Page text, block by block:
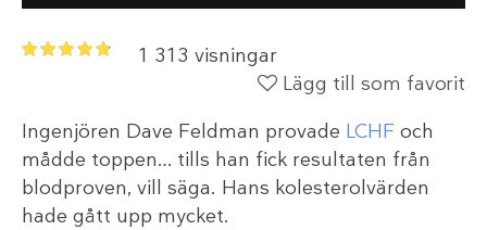
1 313 visningar
Lägg till som favorit
Ingenjören Dave Feldman provade LCHF och
mådde toppen… tills han fick resultaten från
blodproven, vill säga. Hans kolesterolvärden
hade gått upp mycket.